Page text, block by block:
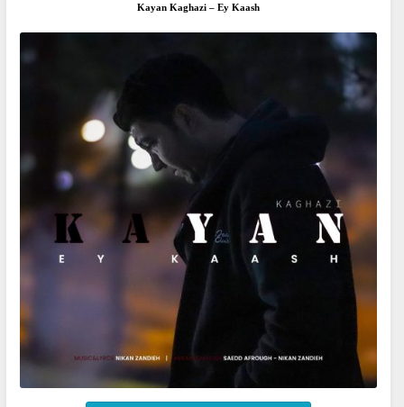
Kayan Kaghazi – Ey Kaash